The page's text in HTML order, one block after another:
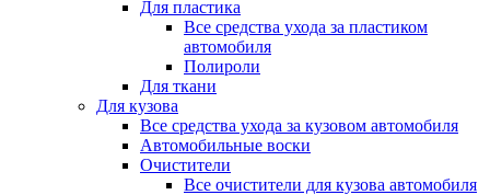
Для пластика
Все средства ухода за пластиком
автомобиля
Полироли
Для ткани
Для кузова
Все средства ухода за кузовом автомобиля
Автомобильные воски
Очистители
Все очистители для кузова автомобиля